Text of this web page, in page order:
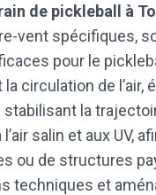
de pickleball à
vent spécifiques,
pour le
circulation de l’air,
la
salin et aux UV,
ou de structures
techniques et